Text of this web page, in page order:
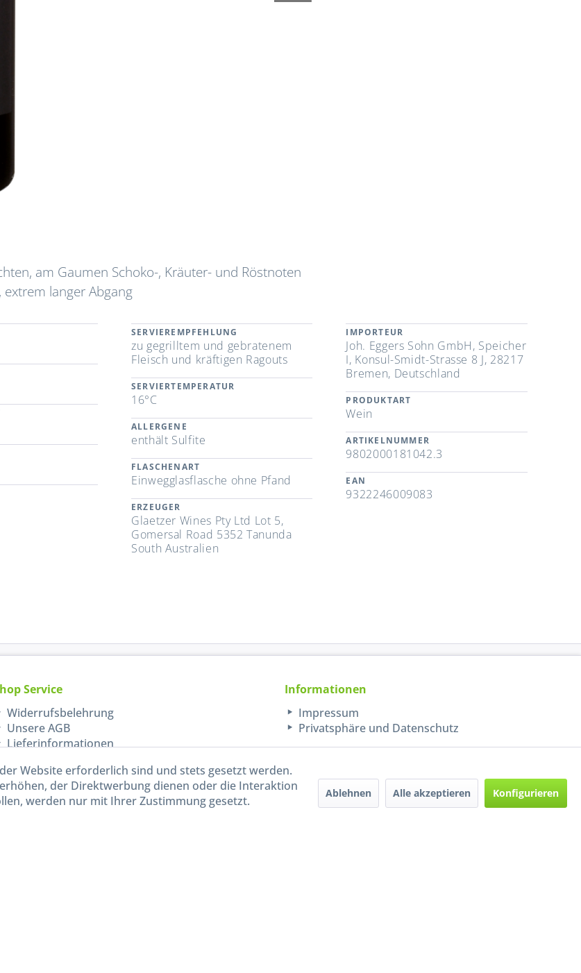
am Gaumen Schoko-, Kräuter- und Röstnoten
langer Abgang
SERVIEREMPFEHLUNG
zu gegrilltem und gebratenem
Fleisch und kräftigen Ragouts
SERVIERTEMPERATUR
16°C
ALLERGENE
enthält Sulfite
FLASCHENART
Einwegglasflasche ohne Pfand
ERZEUGER
Glaetzer Wines Pty Ltd Lot 5,
Gomersal Road 5352 Tanunda
South Australien
IMPORTEUR
Joh. Eggers Sohn GmbH, Speicher
I, Konsul-Smidt-Strasse 8 J, 28217
Bremen, Deutschland
PRODUKTART
Wein
ARTIKELNUMMER
9802000181042.3
EAN
9322246009083
Service
Widerrufsbelehrung
Unsere AGB
Lieferinformationen
Informationen
Impressum
Privatsphäre und Datenschutz
Website erforderlich sind und stets gesetzt werden.
der Direktwerbung dienen oder die Interaktion
werden nur mit Ihrer Zustimmung gesetzt.
Ablehnen Alle akzeptieren Konfigurieren